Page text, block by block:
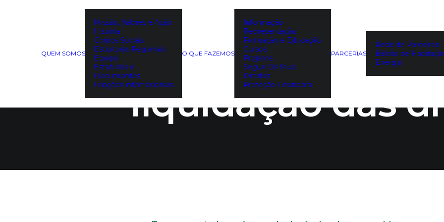
QUEM SOMOS
Missão, Valores e Ação
História
Corpos Sociais
Estruturas Regionais
Equipa
Estatutos e
Documentos
Filiações internacionais
O QUE FAZEMOS
Informação
Representação
Formação e Educação
Cursos
Projetos
Segue Os Teus
Direitos
Proteção Financeira
PARCERIAS
Rede de Parceiros
Balcão de
Energia
O engodo do
liquidação das